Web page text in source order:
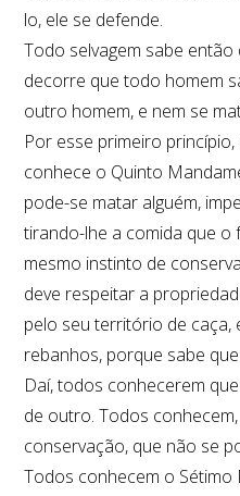
lo, ele se defende.
Todo selvagem sabe então
decorre que todo homem
outro homem, e nem se
Por esse primeiro
conhece o Quinto
pode-se matar alguém,
tirando-lhe a comida que o
mesmo instinto de
deve respeitar a
pelo seu território de caça,
rebanhos, porque sabe
Daí, todos conhecerem
de outro. Todos
conservação, que não se
Todos conhecem o